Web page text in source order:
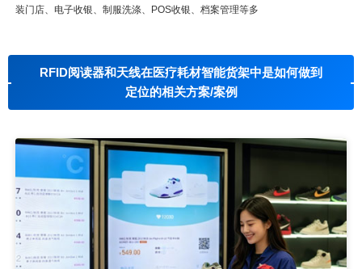
装门店、电子收银、制服洗涤、POS收银、档案管理等多
RFID阅读器和天线在医疗耗材智能货架中是如何做到
定位的相关方案/案例